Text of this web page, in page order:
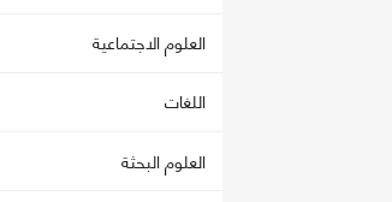
العلوم الاجتماعية
اللغات
العلوم البحثة